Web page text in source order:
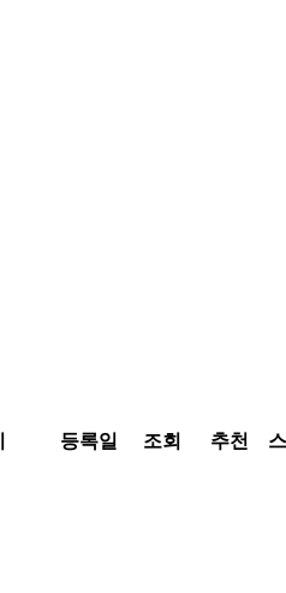
등록일 조회 추천